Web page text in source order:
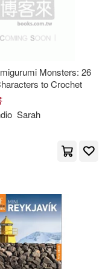
Monsters: 26
to Crochet
Sarah